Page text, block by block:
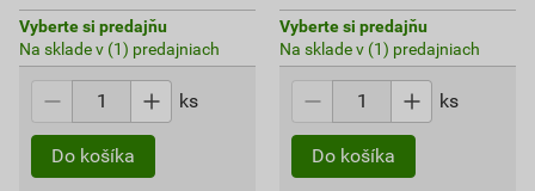
Vyberte si predajňu
Na sklade v (1) predajniach
ks
Do košíka
Vyberte si predajňu
Na sklade v (1) predajniach
ks
Do košíka